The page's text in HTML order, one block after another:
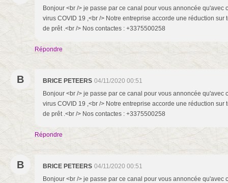
Bonjour <br /> je passe par ce canal pour vous annoncée qu'avec
virus COVID 19 ,<br /> Notre entreprise accorde une réduction sur
de prêt .<br /> Nos contactes : +3375500258
Répondre
B BRICE PETEERS 04/11/2020 00:51
Bonjour <br /> je passe par ce canal pour vous annoncée qu'avec
virus COVID 19 ,<br /> Notre entreprise accorde une réduction sur
de prêt .<br /> Nos contactes : +3375500258
Répondre
B BRICE PETEERS 04/11/2020 00:51
Bonjour <br /> je passe par ce canal pour vous annoncée qu'avec